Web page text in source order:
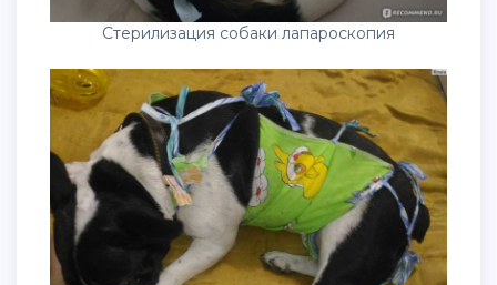
Стерилизация собаки лапароскопия